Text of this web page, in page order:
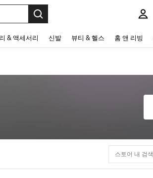
& 액세서리 신발 뷰티 & 헬스 홈 앤 리빙